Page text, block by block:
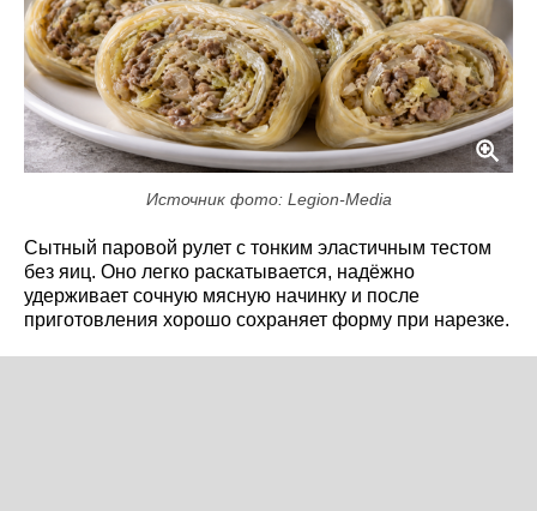
Источник фото: Legion-Media
Сытный паровой рулет с тонким эластичным тестом
без яиц. Оно легко раскатывается, надёжно
удерживает сочную мясную начинку и после
приготовления хорошо сохраняет форму при нарезке.